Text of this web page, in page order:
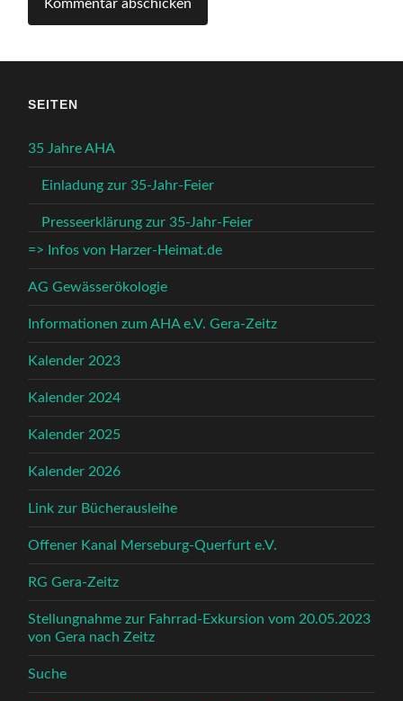
SEITEN
35 Jahre AHA
Einladung zur 35-Jahr-Feier
Presseerklärung zur 35-Jahr-Feier
=> Infos von Harzer-Heimat.de
AG Gewässerökologie
Informationen zum AHA e.V. Gera-Zeitz
Kalender 2023
Kalender 2024
Kalender 2025
Kalender 2026
Link zur Bücherausleihe
Offener Kanal Merseburg-Querfurt e.V.
RG Gera-Zeitz
Stellungnahme zur Fahrrad-Exkursion vom 20.05.2023
von Gera nach Zeitz
Suche